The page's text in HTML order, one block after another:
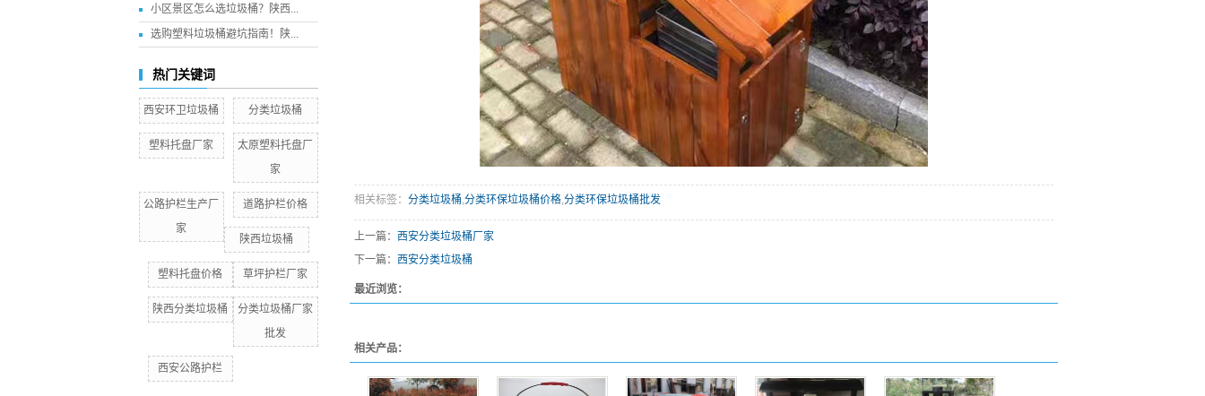
小区景区怎么选垃圾桶？陕西...
选购塑料垃圾桶避坑指南！陕...
热门关键词
西安环卫垃圾桶 分类垃圾桶
塑料托盘厂家
太原塑料托盘厂
家
公路护栏生产厂
家
道路护栏价格
陕西垃圾桶
塑料托盘价格 草坪护栏厂家
陕西分类垃圾桶
分类垃圾桶厂家
批发
西安公路护栏
相关标签： 分类垃圾桶,分类环保垃圾桶价格,分类环保垃圾桶批发
上一篇：
西安分类垃圾桶厂家
下一篇：
西安分类垃圾桶
最近浏览：
相关产品：